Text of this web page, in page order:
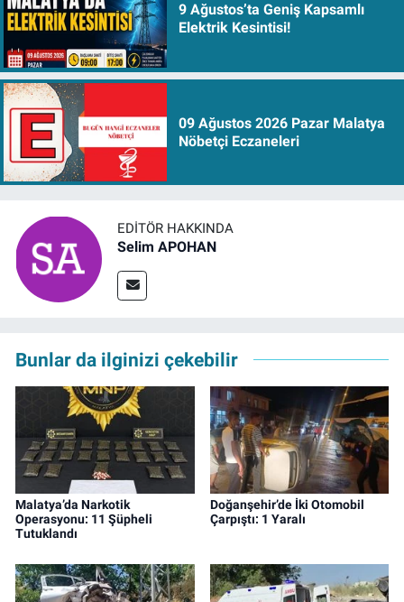
9 Ağustos’ta Geniş Kapsamlı
Elektrik Kesintisi!
09 Ağustos 2026 Pazar Malatya
Nöbetçi Eczaneleri
EDITÖR HAKKINDA
Selim APOHAN
Bunlar da ilginizi çekebilir
Malatya’da Narkotik
Operasyonu: 11 Şüpheli
Tutuklandı
Doğanşehir’de İki Otomobil
Çarpıştı: 1 Yaralı